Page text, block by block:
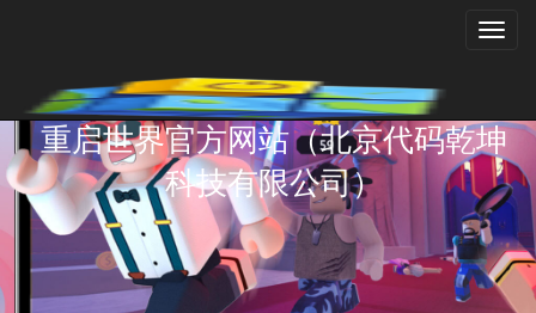
Toggle
重启世界官方网站（北京代码乾坤
科技有限公司）